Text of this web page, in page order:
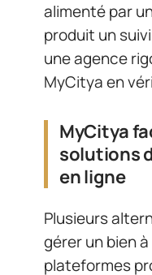
alimenté par
produit un
une agence
MyCitya en
MyCitya
solutions
en ligne
Plusieurs
gérer un bien
plateformes